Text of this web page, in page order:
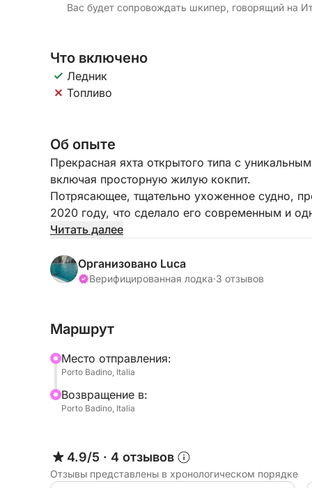
Вас будет сопровождать шкипер, говорящий на
Что включено
Ледник
Топливо
Об опыте
Прекрасная яхта открытого типа с
включая просторную жилую кокпит.
Потрясающее, тщательно ухоженное судно,
2020 году, что сделало его современным и
Ilver выделяются качеством сборки и
Расход топлива действительно низкий по
ущерба для скорости и бесшумности.
- Мастер-каюта в носовой части с
- Вторая ванная комната с душем
- Большая обеденная зона с L-образным
- Кухня по правому борту, оборудованная
двухконфорочной плитой.
- Центральным столом, идеально подходящим
- Кухней с двумя конфорками и раковиной
Читать далее
Организовано Luca
Верифицированная лодка·3 отзывов
Маршрут
Mесто отправления:
Porto Badino, Italia
Bозвращение в:
Porto Badino, Italia
4.9/5 · 4 отзывов
Отзывы представлены в хронологическом порядке